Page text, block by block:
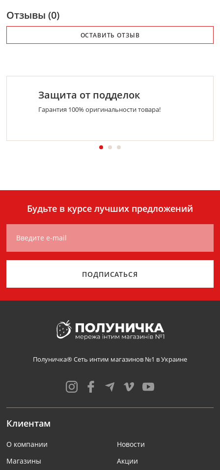
Отзывы (0)
ОСТАВИТЬ ОТЗЫВ
Защита от подделок
Гарантия 100% оригинальности товара!
Будьте в курсе лучших предложений
Введите e-mail
ПОДПИСАТЬСЯ
Полуничка® Сеть интим магазинов №1 в Украине
Клиентам
О компании
Магазины
Новости
Акции